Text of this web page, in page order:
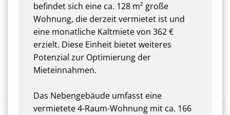
befindet sich eine ca. 128 m² große
Wohnung, die derzeit vermietet ist und
eine monatliche Kaltmiete von 362 €
erzielt. Diese Einheit bietet weiteres
Potenzial zur Optimierung der
Mieteinnahmen.
Das Nebengebäude umfasst eine
vermietete 4-Raum-Wohnung mit ca. 166